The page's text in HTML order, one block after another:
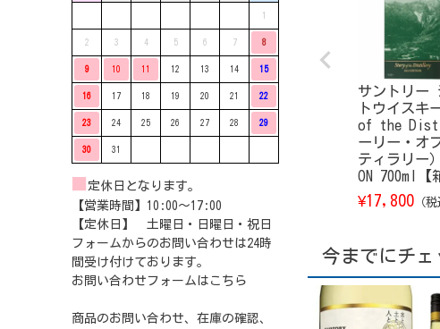
1
2 3 4 5 6 7 8
9 10 11 12 13 14 15
16 17 18 19 20 21 22
23 24 25 26 27 28 29
30 31
定休日となります。
【営業時間】10:00〜17:00
【定休日】 土曜日・日曜日・祝日
フォームからのお問い合わせは24時
間受け付けております。
お問い合わせフォームは こちら
商品のお問い合わせ、在庫の確認、
サントリー
トウイス
of the
ーリー・オ
ティラリー
ON 700ml【
¥17,800 （税
今までにチェ